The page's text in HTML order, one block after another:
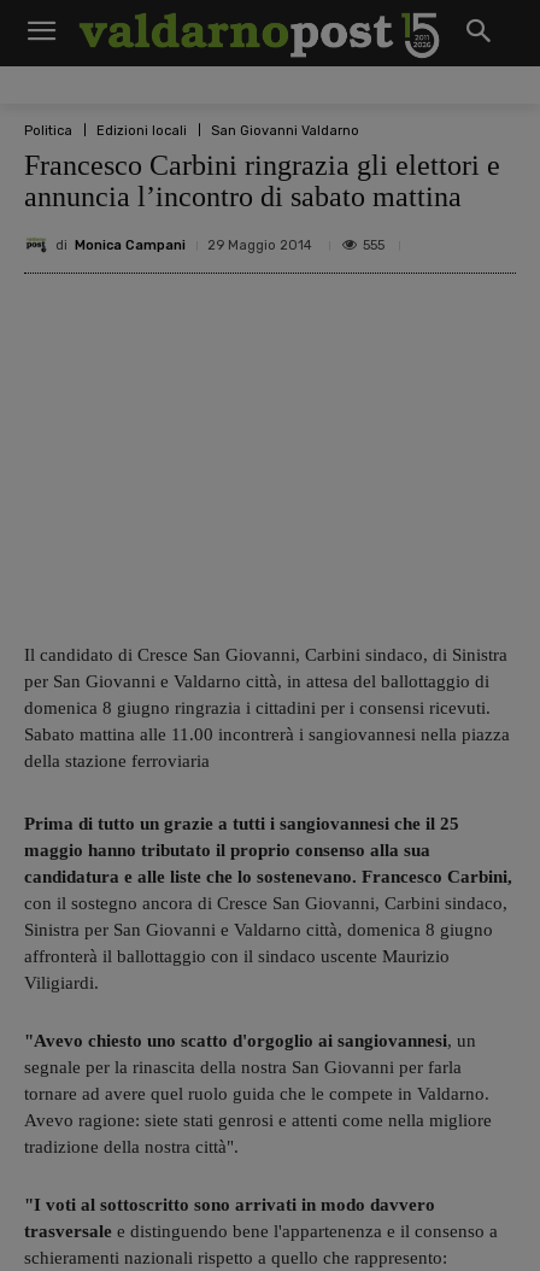
Politica Edizioni locali San Giovanni Valdarno
Francesco Carbini ringrazia gli elettori e
annuncia l’incontro di sabato mattina
di Monica Campani 29 Maggio 2014 555
Il candidato di Cresce San Giovanni, Carbini sindaco, di Sinistra
per San Giovanni e Valdarno città, in attesa del ballottaggio di
domenica 8 giugno ringrazia i cittadini per i consensi ricevuti.
Sabato mattina alle 11.00 incontrerà i sangiovannesi nella piazza
della stazione ferroviaria
Prima di tutto un grazie a tutti i sangiovannesi che il 25
maggio hanno tributato il proprio consenso alla sua
candidatura e alle liste che lo sostenevano. Francesco Carbini,
con il sostegno ancora di Cresce San Giovanni, Carbini sindaco,
Sinistra per San Giovanni e Valdarno città, domenica 8 giugno
affronterà il ballottaggio con il sindaco uscente Maurizio
Viligiardi.
"Avevo chiesto uno scatto d'orgoglio ai sangiovannesi, un
segnale per la rinascita della nostra San Giovanni per farla
tornare ad avere quel ruolo guida che le compete in Valdarno.
Avevo ragione: siete stati genrosi e attenti come nella migliore
tradizione della nostra città".
"I voti al sottoscritto sono arrivati in modo davvero
trasversale e distinguendo bene l'appartenenza e il consenso a
schieramenti nazionali rispetto a quello che rappresento: